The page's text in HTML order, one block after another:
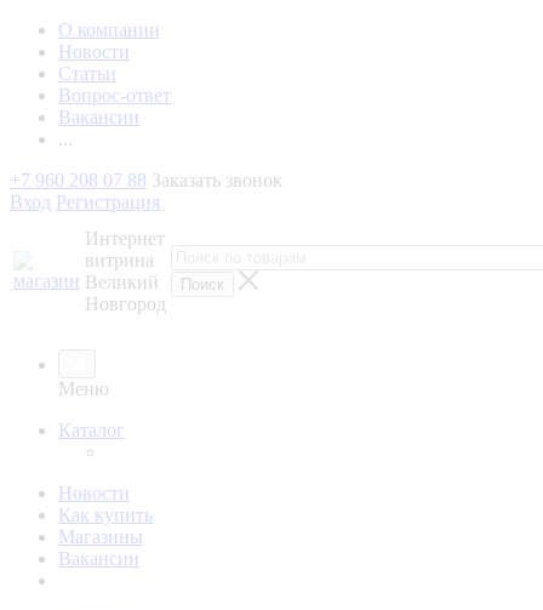
О компании
Новости
Статьи
Вопрос-ответ
Вакансии
...
+7 960 208 07 88 Заказать звонок
Вход Регистрация
Интернет
витрина
Великий
Новгород
Меню
Каталог
Новости
Как купить
Магазины
Вакансии